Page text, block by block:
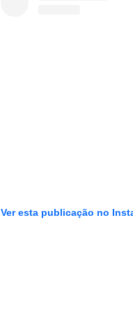
Ver esta publicação no